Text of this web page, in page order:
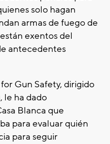
solo hagan
armas de fuego de
exentos del
antecedentes
Gun Safety, dirigido
le ha dado
Blanca que
para evaluar quién
para seguir